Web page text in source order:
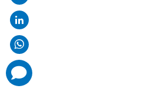
comments
added